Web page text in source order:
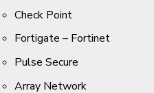
Check Point
Fortigate – Fortinet
Pulse Secure
Array Network